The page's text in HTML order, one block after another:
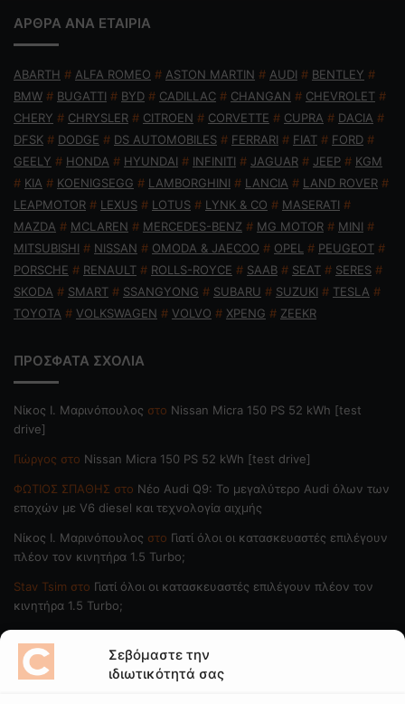
Σεβόμαστε την
ιδιωτικότητά σας
ΑΡΘΡΑ ΑΝΑ ΕΤΑΙΡΙΑ
ABARTH # ALFA ROMEO # ASTON MARTIN # AUDI # BENTLEY #
BMW # BUGATTI # BYD # CADILLAC # CHANGAN # CHEVROLET #
CHERY # CHRYSLER # CITROEN # CORVETTE # CUPRA # DACIA #
DFSK # DODGE # DS AUTOMOBILES # FERRARI # FIAT # FORD #
GEELY # HONDA # HYUNDAI # INFINITI # JAGUAR # JEEP # KGM
# KIA # KOENIGSEGG # LAMBORGHINI # LANCIA # LAND ROVER #
LEAPMOTOR # LEXUS # LOTUS # LYNK & CO # MASERATI #
MAZDA # MCLAREN # MERCEDES-BENZ # MG MOTOR # MINI #
MITSUBISHI # NISSAN # OMODA & JAECOO # OPEL # PEUGEOT #
PORSCHE # RENAULT # ROLLS-ROYCE # SAAB # SEAT # SERES #
SKODA # SMART # SSANGYONG # SUBARU # SUZUKI # TESLA #
TOYOTA # VOLKSWAGEN # VOLVO # XPENG # ZEEKR
ΠΡΟΣΦΑΤΑ ΣΧΟΛΙΑ
Nίκος Ι. Mαρινόπουλος στο Nissan Micra 150 PS 52 kWh [test
drive]
Γιώργος στο Nissan Micra 150 PS 52 kWh [test drive]
ΦΩΤΙΟΣ ΣΠΑΘΗΣ στο Νέο Audi Q9: Το μεγαλύτερο Audi όλων των
εποχών με V6 diesel και τεχνολογία αιχμής
Nίκος Ι. Mαρινόπουλος στο Γιατί όλοι οι κατασκευαστές επιλέγουν
πλέον τον κινητήρα 1.5 Turbo;
Stav Tsim στο Γιατί όλοι οι κατασκευαστές επιλέγουν πλέον τον
κινητήρα 1.5 Turbo;
ΠΟΙΟΙ ΓΡΑΦΟΥΝ